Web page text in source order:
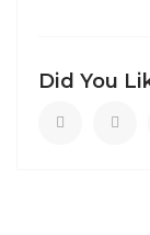
Did You